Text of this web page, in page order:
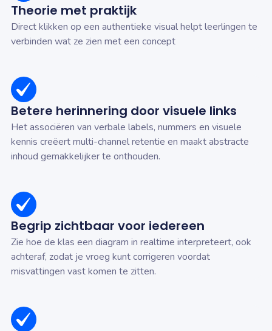
Theorie met praktijk
Direct klikken op een authentieke visual helpt leerlingen te
verbinden wat ze zien met een concept
Betere herinnering door visuele links
Het associëren van verbale labels, nummers en visuele
kennis creëert multi-channel retentie en maakt abstracte
inhoud gemakkelijker te onthouden.
Begrip zichtbaar voor iedereen
Zie hoe de klas een diagram in realtime interpreteert, ook
achteraf, zodat je vroeg kunt corrigeren voordat
misvattingen vast komen te zitten.